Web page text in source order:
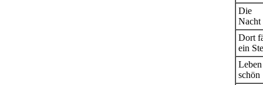
Die
Nacht
Dort
ein
schön